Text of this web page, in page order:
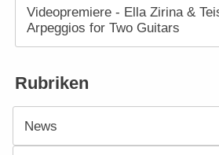
Videopremiere - Ella Zirina &
Arpeggios for Two Guitars
Rubriken
News